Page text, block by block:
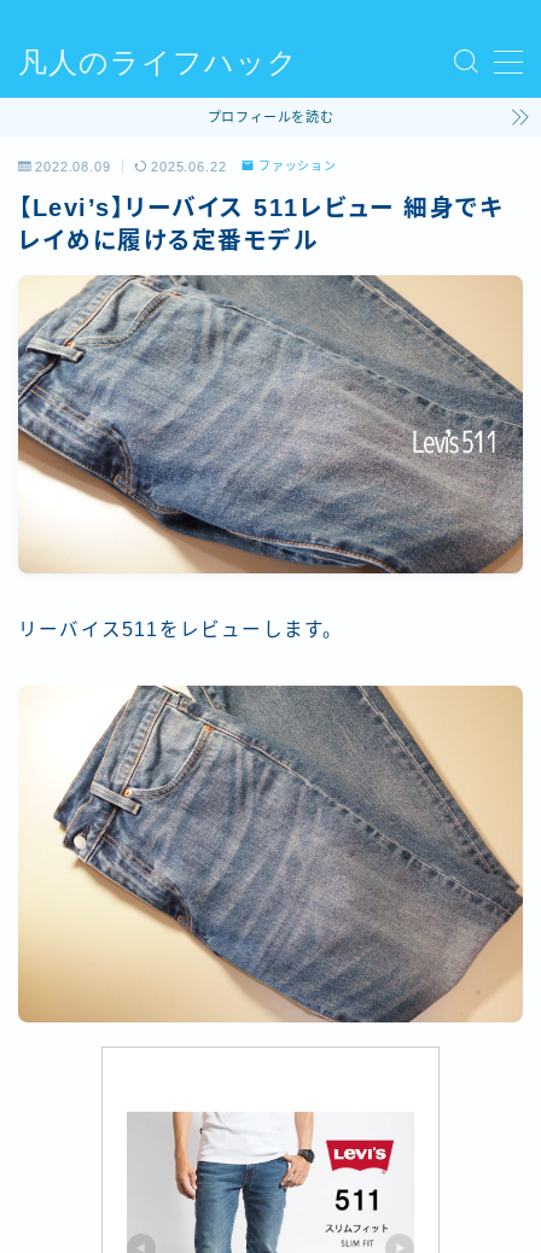
凡人のライフハック
使ってるモノ
ファッション
ライフハック
コラム
ビリヤード
プロフィールを読む
2022.08.09 2025.06.22 ファッション
【Levi’s】リーバイス 511レビュー 細身でキ
レイめに履ける定番モデル
リーバイス511をレビューします。